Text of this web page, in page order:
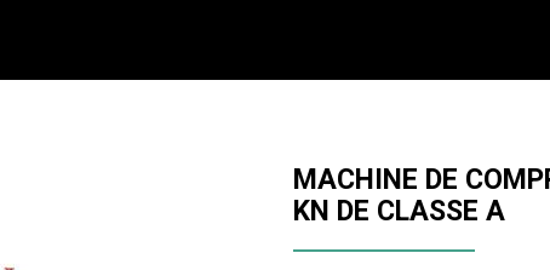
MACHINE DE
KN DE CLASSE A